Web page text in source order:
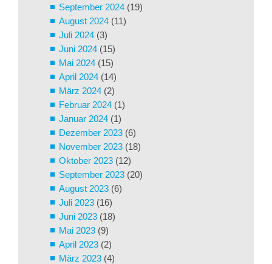
September 2024 (19)
August 2024 (11)
Juli 2024 (3)
Juni 2024 (15)
Mai 2024 (15)
April 2024 (14)
März 2024 (2)
Februar 2024 (1)
Januar 2024 (1)
Dezember 2023 (6)
November 2023 (18)
Oktober 2023 (12)
September 2023 (20)
August 2023 (6)
Juli 2023 (16)
Juni 2023 (18)
Mai 2023 (9)
April 2023 (2)
März 2023 (4)